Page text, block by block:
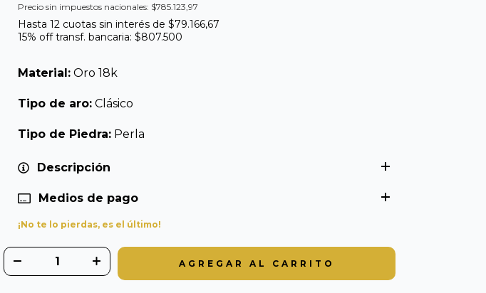
Precio sin impuestos nacionales: $785.123,97
Hasta 12 cuotas sin interés de $79.166,67
15% off transf. bancaria: $807.500
Material: Oro 18k
Tipo de aro: Clásico
Tipo de Piedra: Perla
Descripción
Medios de pago
¡No te lo pierdas, es el último!